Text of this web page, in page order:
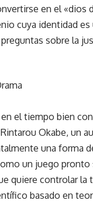
en el «dios
cuya identidad
sobre la
el tiempo bien
Okabe, un
una forma
un juego pronto
quiere controlar la
basado en